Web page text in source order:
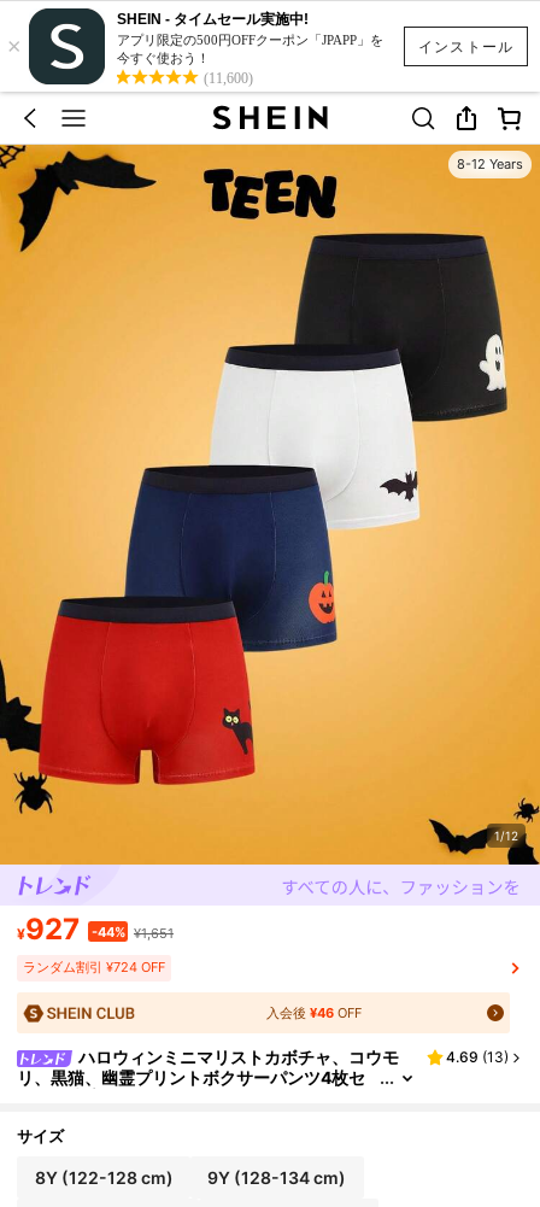
インストール
×
SHEIN - タイムセール実施中!
アプリ限定の500円OFFクーポン「JPAPP」を
今すぐ使おう！
(11,600)
8-12 Years
1/12
¥927 -44% ¥1,651
ランダム割引 ¥724 OFF
入会後¥46 OFF
ハロウィンミニマリストカボチャ、コウモ
リ、黒猫、幽霊プリントボクサーパンツ4枚セ
4.69 (13)
サイズ
8Y(122-128 cm) 9Y (128-134 cm)